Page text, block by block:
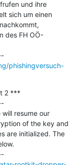
und ihre
sich um einen
des FH OÖ-
---------------------------------------------
phishingversuch-
2 ***
resume our
of the key and
are initialized. The
---------------------------------------------